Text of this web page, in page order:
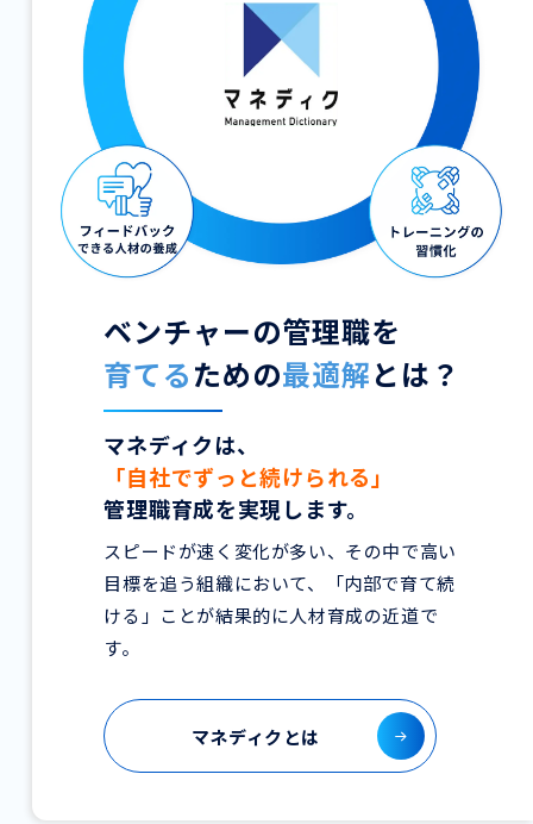
ベンチャーの管理職を
育てるための最適解とは？
マネディクは、
「自社でずっと続けられる」
管理職育成を実現します。
スピードが速く変化が多い、その中で高い
目標を追う組織において、「内部で育て続
ける」ことが結果的に人材育成の近道で
す。
マネディクとは